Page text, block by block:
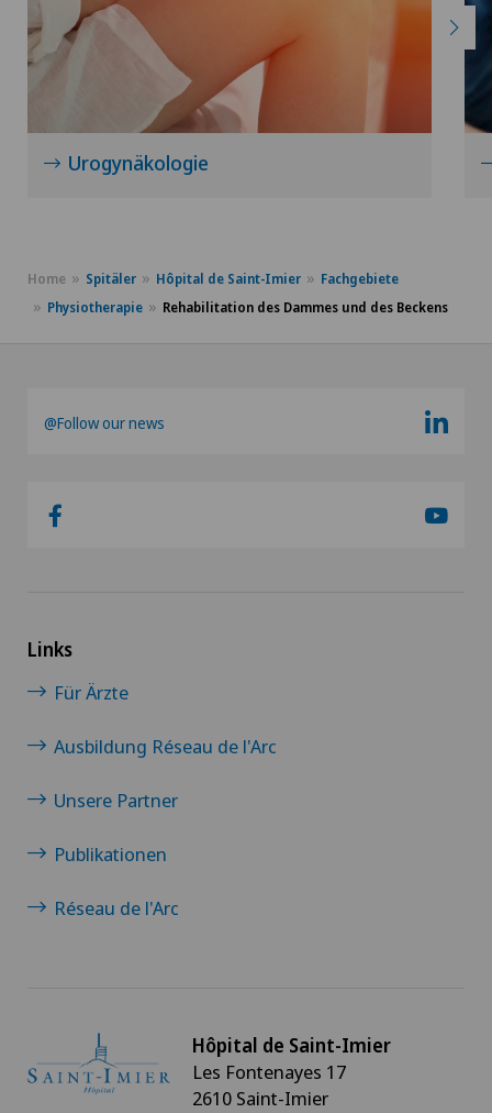
Urogynäkologie
Home Spitäler Hôpital de Saint-Imier
Fachgebiete
Physiotherapie
Rehabilitation des Dammes und des Beckens
@Follow our news
Links
Für Ärzte
Ausbildung Réseau de l'Arc
Unsere Partner
Publikationen
Réseau de l'Arc
Hôpital de Saint-Imier
Les Fontenayes 17
2610 Saint-Imier